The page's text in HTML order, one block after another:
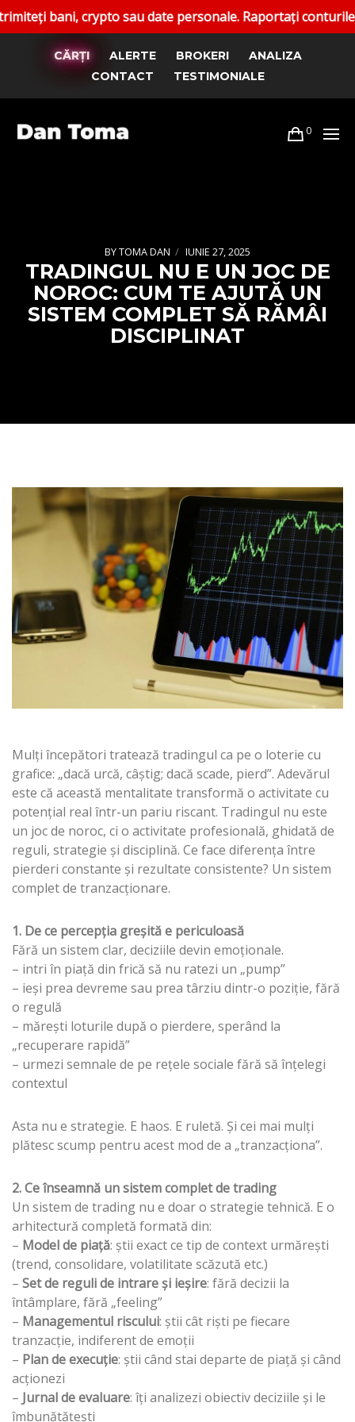
crypto sau date personale. Raportați conturile false.
CĂRȚI ALERTE BROKERI
ANALIZA
CONTACT
TESTIMONIALE
0
BYTOMA DAN IUNIE 27, 2025
TRADINGUL NU E UN JOC DE
NOROC: CUM TE AJUTĂ UN
SISTEM COMPLET SĂ RĂMÂI
DISCIPLINAT
Mulți începători tratează tradingul ca pe o loterie cu
grafice: „dacă urcă, câștig; dacă scade, pierd”. Adevărul
este că această mentalitate transformă o activitate cu
potențial real într-un pariu riscant. Tradingul nu este
un joc de noroc, ci o activitate profesională, ghidată de
reguli, strategie și disciplină. Ce face diferența între
pierderi constante și rezultate consistente? Un sistem
complet de tranzacționare.
1. De ce percepția greșită e periculoasă
Fără un sistem clar, deciziile devin emoționale.
– intri în piață din frică să nu ratezi un „pump”
– ieși prea devreme sau prea târziu dintr-o poziție, fără
o regulă
– mărești loturile după o pierdere, sperând la
„recuperare rapidă”
– urmezi semnale de pe rețele sociale fără să înțelegi
contextul
Asta nu e strategie. E haos. E ruletă. Și cei mai mulți
plătesc scump pentru acest mod de a „tranzacționa”.
2. Ce înseamnă un sistem complet de trading
Un sistem de trading nu e doar o strategie tehnică. E o
arhitectură completă formată din:
– Model de piață: știi exact ce tip de context urmărești
(trend, consolidare, volatilitate scăzută etc.)
– Set de reguli de intrare și ieșire: fără decizii la
întâmplare, fără „feeling”
– Managementul riscului: știi cât riști pe fiecare
tranzacție, indiferent de emoții
– Plan de execuție: știi când stai departe de piață și când
acționezi
– Jurnal de evaluare: îți analizezi obiectiv deciziile și le
îmbunătățești